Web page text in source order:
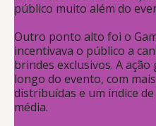
público muito além do
Outro ponto alto foi o
incentivava o público a
brindes exclusivos. A
longo do evento, com
distribuídas e um índice
média.